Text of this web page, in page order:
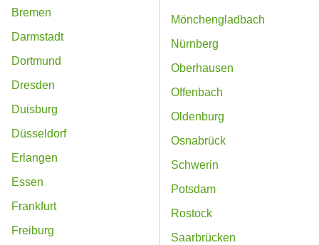
Bremen
Darmstadt
Dortmund
Dresden
Duisburg
Düsseldorf
Erlangen
Essen
Frankfurt
Freiburg
Mönchengladbach
Nürnberg
Oberhausen
Offenbach
Oldenburg
Osnabrück
Schwerin
Potsdam
Rostock
Saarbrücken